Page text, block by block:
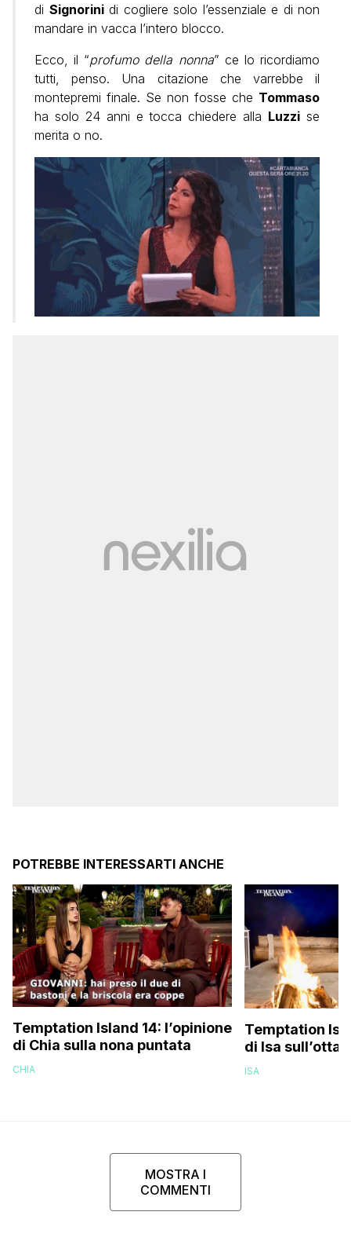
di Signorinidi cogliere solo l’essenziale e di non
mandare in vacca l’intero blocco.
Ecco, il “profumo della nonna” ce lo ricordiamo
tutti, penso. Una citazione che varrebbe il
montepremi finale. Se non fosse che Tommaso
ha solo 24 anni e tocca chiedere alla Luzzi se
merita o no.
POTREBBE INTERESSARTI ANCHE
Temptation Island 14: l’opinione
di Chia sulla nona puntata
CHIA
Temptation
di Isa
ISA
MOSTRA I
COMMENTI